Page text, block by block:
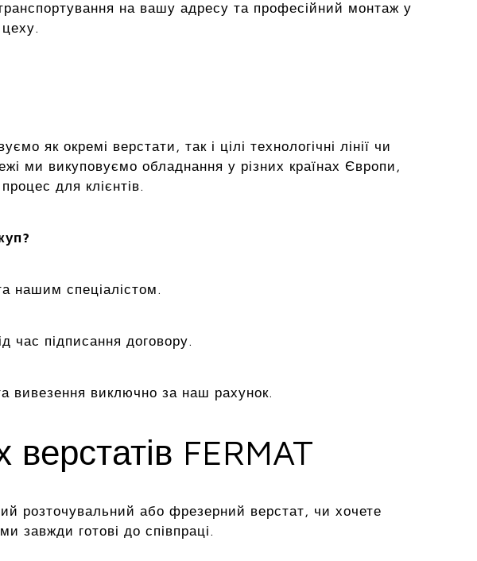
на вашу адресу та професійний монтаж у
як окремі верстати, так і цілі технологічні лінії чи
ми викуповуємо обладнання у різних країнах Європи,
для клієнтів.
нашим спеціалістом.
час підписання договору.
вивезення виключно за наш рахунок.
FERMAT
розточувальний або фрезерний верстат, чи хочете
завжди готові до співпраці.